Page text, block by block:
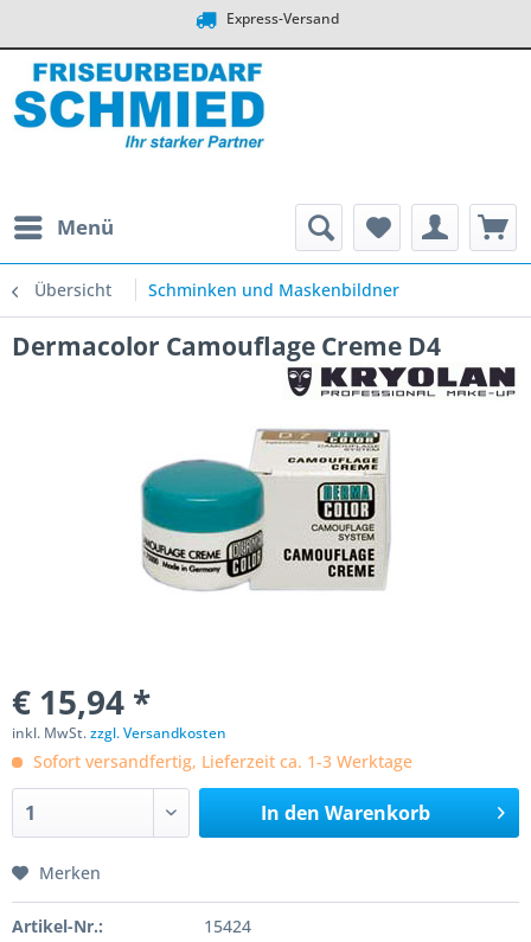
Express-Versand
Menü
Übersicht Schminken und Maskenbildner
Dermacolor Camouflage Creme D4
€ 15,94 *
inkl. MwSt.zzgl. Versandkosten
Sofort versandfertig, Lieferzeit ca. 1-3 Werktage
In den Warenkorb
Merken
Artikel-Nr.:
15424